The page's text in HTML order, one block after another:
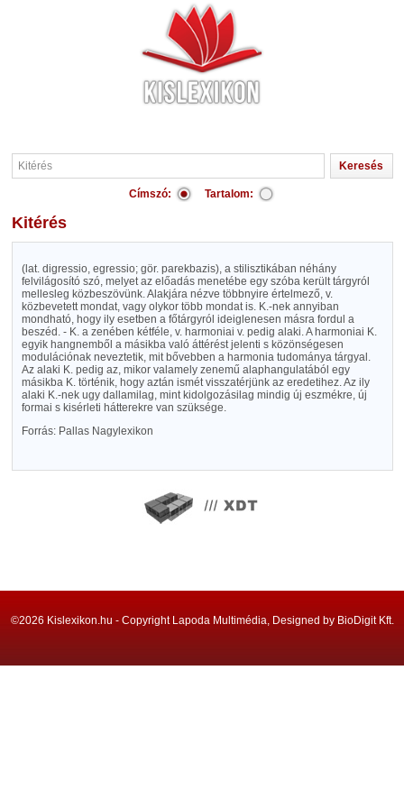
Címszó: Tartalom:
Kitérés
(lat. digressio, egressio; gör. parekbazis), a stilisztikában néhány
felvilágosító szó, melyet az előadás menetébe egy szóba került tárgyról
mellesleg közbeszövünk. Alakjára nézve többnyire értelmező, v.
közbevetett mondat, vagy olykor több mondat is. K.-nek annyiban
mondható, hogy ily esetben a főtárgyról ideiglenesen másra fordul a
beszéd. - K. a zenében kétféle, v. harmoniai v. pedig alaki. A harmoniai K.
egyik hangnemből a másikba való áttérést jelenti s közönségesen
modulációnak neveztetik, mit bővebben a harmonia tudománya tárgyal.
Az alaki K. pedig az, mikor valamely zenemű alaphangulatából egy
másikba K. történik, hogy aztán ismét visszatérjünk az eredetihez. Az ily
alaki K.-nek ugy dallamilag, mint kidolgozásilag mindig új eszmékre, új
formai s kisérleti hátterekre van szüksége.
Forrás: Pallas Nagylexikon
©2026 Kislexikon.hu - Copyright Lapoda Multimédia, Designed by BioDigit Kft.